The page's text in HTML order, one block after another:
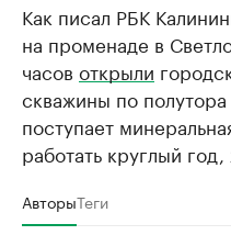
Как писал РБК
на променаде в
часов открыли
скважины по
поступает
работать круглый год,
АвторыТеги